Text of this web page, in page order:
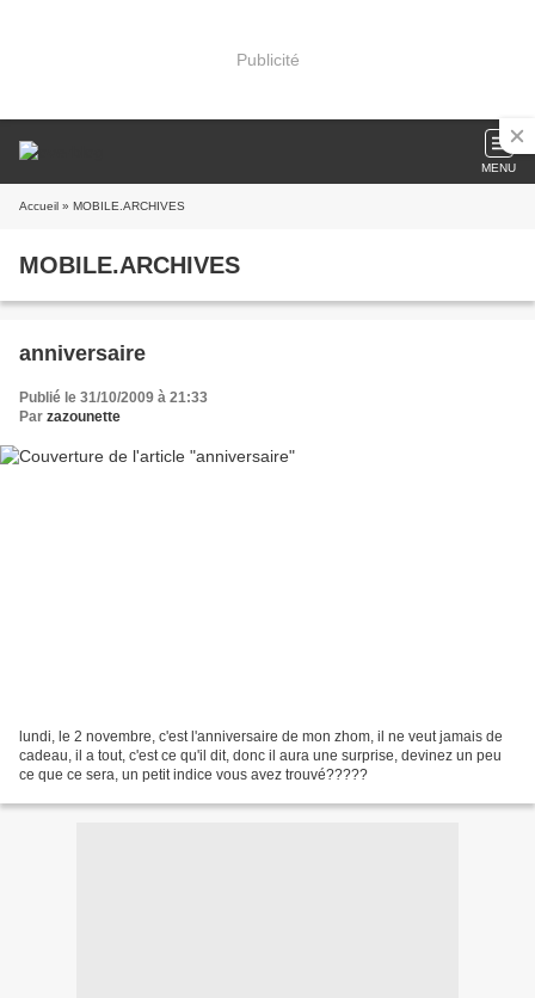
Publicité
MENU
Accueil » MOBILE.ARCHIVES
MOBILE.ARCHIVES
anniversaire
Publié le 31/10/2009 à 21:33
Par zazounette
lundi, le 2 novembre, c'est l'anniversaire de mon zhom, il ne veut jamais de
cadeau, il a tout, c'est ce qu'il dit, donc il aura une surprise, devinez un peu
ce que ce sera, un petit indice vous avez trouvé?????